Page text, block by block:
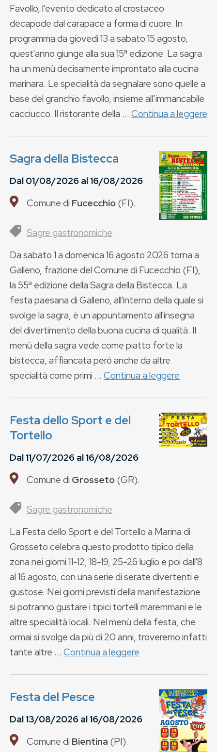
Favollo, l'evento dedicato al crostaceo
decapode dal carapace a forma di cuore. In
programma da giovedì 13 a sabato 15 agosto,
quest'anno giunge alla sua 15ª edizione. La sagra
ha un menù decisamente improntato alla cucina
marinara. Le specialità da segnalare sono quelle a
base del granchio favollo, insieme all’immancabile
cacciucco. Il ristorante della ... Continua a leggere
Sagra della Bistecca
Dal01/08/2026al16/08/2026
Comune di Fucecchio(FI).
Sagre gastronomiche
Da sabato 1 a domenica 16 agosto 2026 torna a
Galleno, frazione del Comune di Fucecchio (FI),
la 55ª edizione della Sagra della Bistecca. La
festa paesana di Galleno, all'interno della quale si
svolge la sagra, è un appuntamento all'insegna
del divertimento della buona cucina di qualità. Il
menù della sagra vede come piatto forte la
bistecca, affiancata però anche da altre
specialità come primi ... Continua a leggere
Festa dello Sport e del
Tortello
Dal11/07/2026al16/08/2026
Comune di Grosseto(GR).
Sagre gastronomiche
La Festa dello Sport e del Tortello a Marina di
Grosseto celebra questo prodotto tipico della
zona nei giorni 11-12, 18-19, 25-26 luglio e poi dall'8
al 16 agosto, con una serie di serate divertenti e
gustose. Nei giorni previsti della manifestazione
si potranno gustare i tipici tortelli maremmani e le
altre specialità locali. Nel menù della festa, che
ormai si svolge da più di 20 anni, troveremo infatti
tante altre ... Continua a leggere
Festa del Pesce
Dal13/08/2026al16/08/2026
Comune di Bientina (PI).